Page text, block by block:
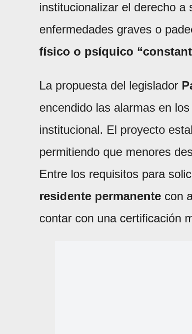
institucionalizar el derecho
enfermedades graves o
físico o psíquico
La propuesta del legislador
encendido las alarmas en
institucional. El proyecto
permitiendo que menores
Entre los requisitos para
residente permanente con
contar con una certificación